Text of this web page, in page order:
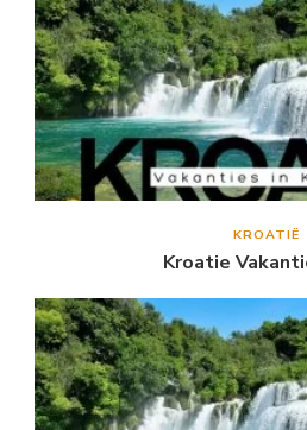
KROATIË
Kroatie